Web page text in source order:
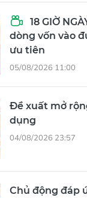
18 GIỜ
dòng vốn vào
ưu tiên
05/08/2026 11:00
Đề xuất mở
dụng
04/08/2026 23:57
Chủ động đáp